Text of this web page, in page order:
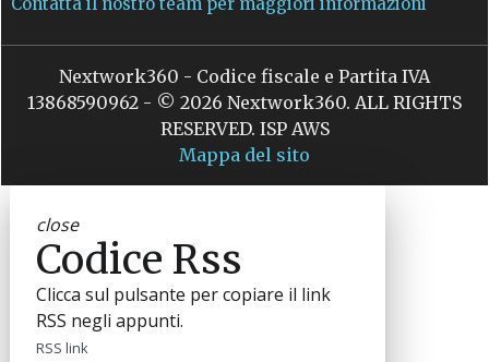
Nextwork360 - Codice fiscale e Partita IVA
13868590962 - © 2026 Nextwork360. ALL RIGHTS
RESERVED. ISP AWS
Mappa del sito
close
Codice Rss
Clicca sul pulsante per copiare il link
RSS negli appunti.
RSS link